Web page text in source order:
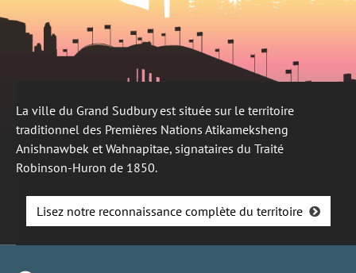
La ville du Grand Sudbury est située sur le territoire
traditionnel des Premières Nations Atikameksheng
Anishnawbek et Wahnapitae, signataires du Traité
Robinson-Huron de 1850.
Lisez notre reconnaissance complète du territoire